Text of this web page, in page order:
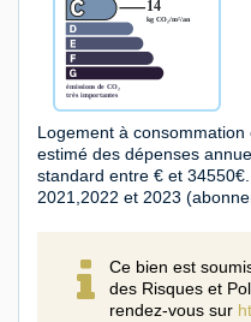
Logement à
estimé des dépenses
standard entre € et
2021,2022 et 2023
Ce bien est
des Risques et
rendez-vous sur